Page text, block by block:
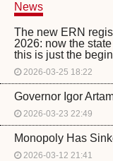
News
The new ERN
2026: now the
this is just the
2026-03-25 18:22
Governor Igor
2026-03-23 22:49
Monopoly Has
2026-03-12 21:41